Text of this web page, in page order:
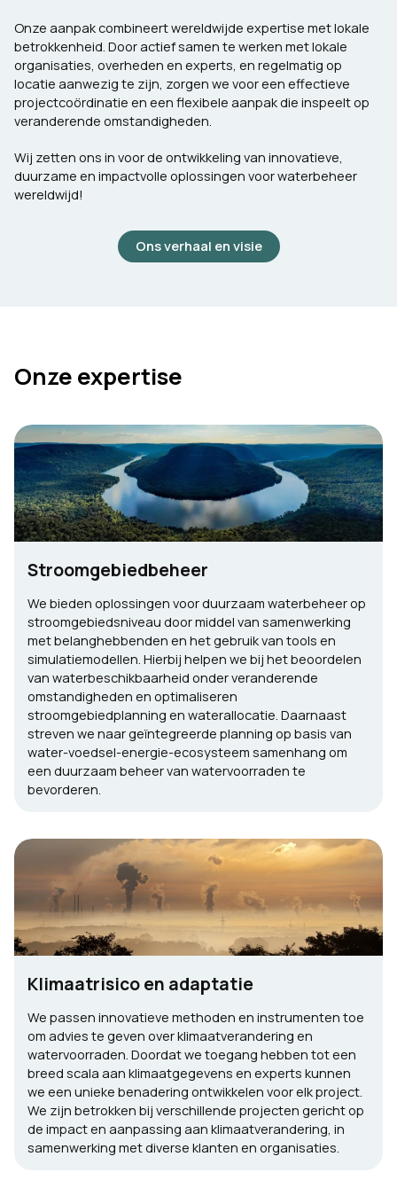
Onze aanpak combineert wereldwijde expertise met lokale
betrokkenheid. Door actief samen te werken met lokale
organisaties, overheden en experts, en regelmatig op
locatie aanwezig te zijn, zorgen we voor een effectieve
projectcoördinatie en een flexibele aanpak die inspeelt op
veranderende omstandigheden.
Wij zetten ons in voor de ontwikkeling van innovatieve,
duurzame en impactvolle oplossingen voor waterbeheer
wereldwijd!
Ons verhaal en visie
Onze expertise
Stroomgebiedbeheer
We bieden oplossingen voor duurzaam waterbeheer op
stroomgebiedsniveau door middel van samenwerking
met belanghebbenden en het gebruik van tools en
simulatiemodellen. Hierbij helpen we bij het beoordelen
van waterbeschikbaarheid onder veranderende
omstandigheden en optimaliseren
stroomgebiedplanning en waterallocatie. Daarnaast
streven we naar geïntegreerde planning op basis van
water-voedsel-energie-ecosysteem samenhang om
een duurzaam beheer van watervoorraden te
bevorderen.
Klimaatrisico en adaptatie
We passen innovatieve methoden en instrumenten toe
om advies te geven over klimaatverandering en
watervoorraden. Doordat we toegang hebben tot een
breed scala aan klimaatgegevens en experts kunnen
we een unieke benadering ontwikkelen voor elk project.
We zijn betrokken bij verschillende projecten gericht op
de impact en aanpassing aan klimaatverandering, in
samenwerking met diverse klanten en organisaties.